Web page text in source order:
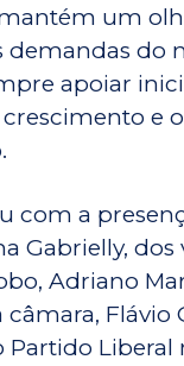
um
demandas do
apoiar
e
com a
Gabrielly, dos
Adriano
Flávio
Partido Liberal